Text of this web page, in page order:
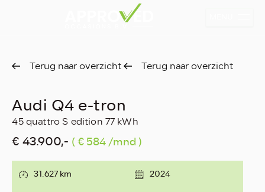
Terug naar overzicht Terug naar overzicht
Audi Q4 e-tron
45 quattro S edition 77 kWh
€ 43.900,- ( € 584 /mnd )
31.627 km 2024